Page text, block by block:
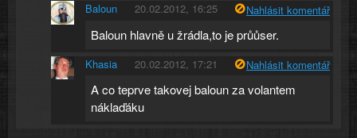
Baloun 20.02.2012, 16:25 Nahlásit komentář
Baloun hlavně u žrádla,to je průůser.
Khasia 20.02.2012, 17:21 Nahlásit komentář
A co teprve takovej baloun za volantem
náklaďáku